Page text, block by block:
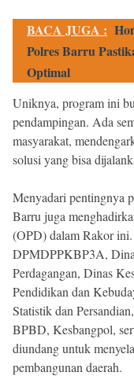
BACA JUGA :
Polres Barru
Optimal
Uniknya, program ini
pendampingan. Ada
masyarakat,
solusi yang bisa
Menyadari pentingnya
Barru juga
(OPD) dalam Rakor
DPMDPPKBP3A,
Perdagangan, Dinas
Pendidikan dan
Statistik dan
BPBD, Kesbangpol,
diundang untuk
pembangunan daerah.